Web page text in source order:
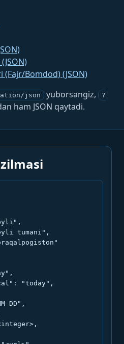
(Fajr/Bomdod) (JSON)
json yuborsangiz,
?
ham JSON qaytadi.
tumani",
"today",
DD",